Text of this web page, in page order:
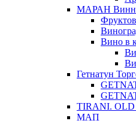
МАРАН
Вино в
Гетнатун
TIRANI.
МАП